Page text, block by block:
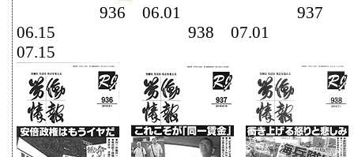
936 06.01 937
06.15 938
07.15